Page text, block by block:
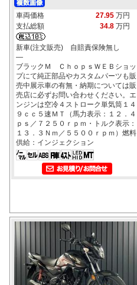
車両価格 27.95 万円
支払総額
34.8 万円
新車(注文販売) 自賠責保険無し
―
ブラックＭ ＣｈｏｐｓＷＥＢショッ
プにて純正部品やカスタムパーツも販
売中展示車の有無・納期については販
売店に必ずお問い合わせください。エ
ンジンは空冷４ストローク単気筒１４
９ｃｃ５速ＭＴ（馬力表示：１２．４
ｐｓ／７２５０ｒｐｍ・トルク表示：
１３．３Ｎｍ／５５００ｒｐｍ）燃料
供給：インジェクション